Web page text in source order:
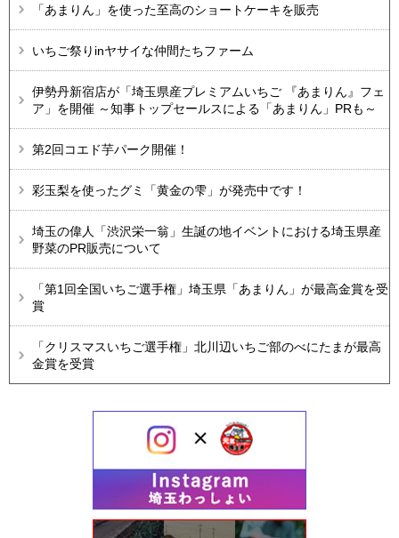
「あまりん」を使った至高のショートケーキを販売
いちご祭りinヤサイな仲間たちファーム
伊勢丹新宿店が「埼玉県産プレミアムいちご 『あまりん』フェ
ア」を開催 ～知事トップセールスによる「あまりん」PRも～
第2回コエド芋パーク開催！
彩玉梨を使ったグミ「黄金の雫」が発売中です！
埼玉の偉人「渋沢栄一翁」生誕の地イベントにおける埼玉県産
野菜のPR販売について
「第1回全国いちご選手権」埼玉県「あまりん」が最高金賞を受
賞
「クリスマスいちご選手権」北川辺いちご部のべにたまが最高
金賞を受賞